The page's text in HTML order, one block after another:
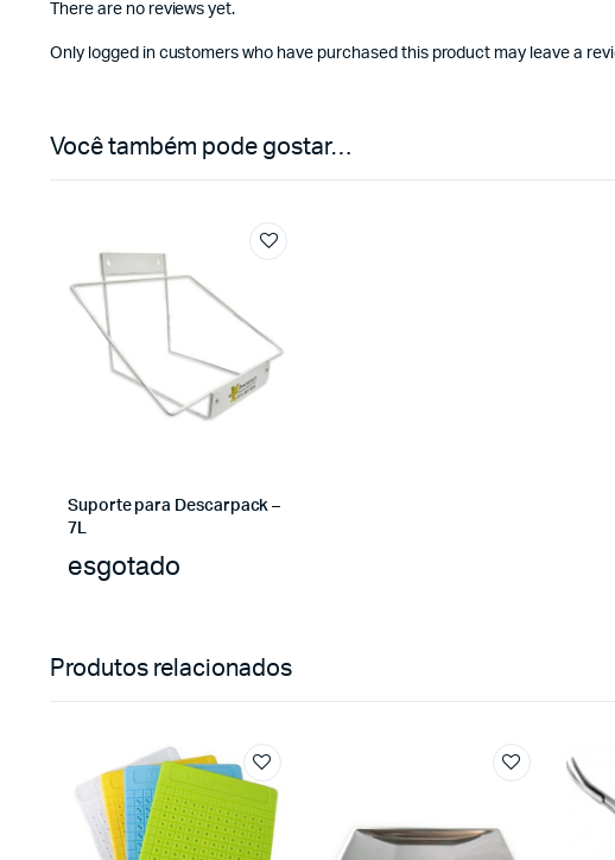
There are no reviews yet.
Only logged in customers who have purchased this product may leave a
Você também pode gostar…
Suporte para Descarpack –
7L
esgotado
Produtos relacionados